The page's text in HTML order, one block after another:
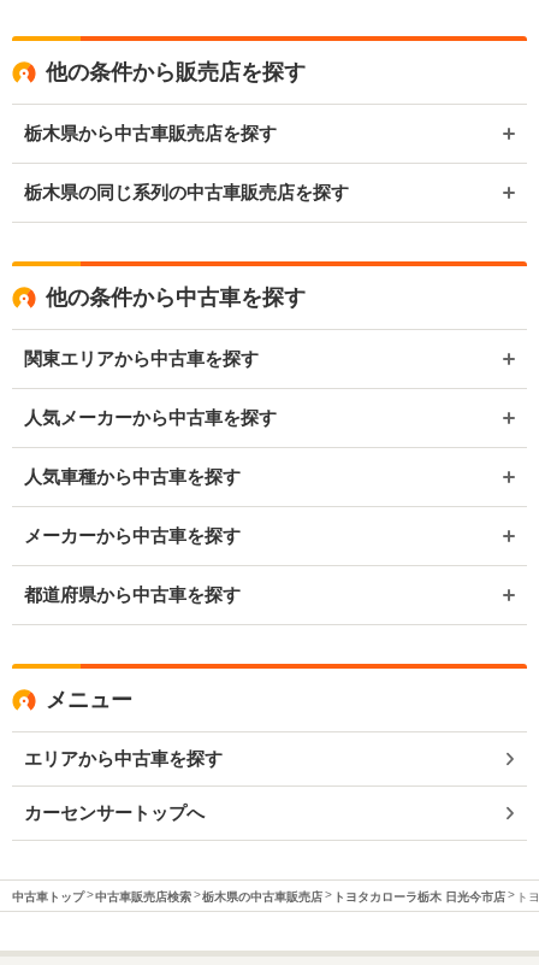
他の条件から販売店を探す
栃木県から中古車販売店を探す
栃木県の同じ系列の中古車販売店を探す
他の条件から中古車を探す
関東エリアから中古車を探す
人気メーカーから中古車を探す
人気車種から中古車を探す
メーカーから中古車を探す
都道府県から中古車を探す
メニュー
エリアから中古車を探す
カーセンサートップへ
中古車トップ 中古車販売店検索 栃木県の中古車販売店 トヨタカローラ栃木 日光今市店 ト